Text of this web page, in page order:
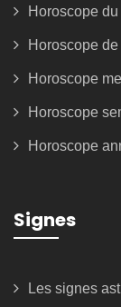
Horoscope
Horoscope
Horoscope
Horoscope
Horoscope
Signes
Les signes